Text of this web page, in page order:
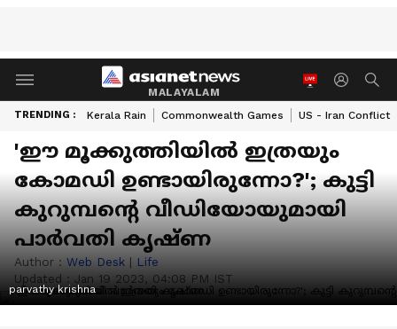
MALAYALAM
TRENDING : Kerala Rain Commonwealth Games US - Iran Conflict
'ഈ മൂക്കുത്തിയില്‍ ഇത്രയും
കോമഡി ഉണ്ടായിരുന്നോ?'; കുട്ടി
കുറുമ്പന്‍റെ വീഡിയോയുമായി
പാര്‍വതി കൃഷ്ണ
Author : Web Desk | Life
Updated : Jan 19 2023, 04:08 PM IST
parvathy krishna